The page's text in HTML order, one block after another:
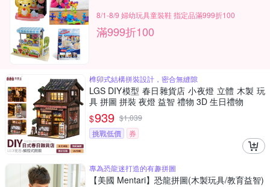
8/1-8/9 婦幼玩具童裝鞋 指定品滿999折100
滿999折100
榫卯式結構拼裝設計，密合無縫隙
LGS DIY模型 春日雜貨店 小夜燈 立體 木製 玩
具 拼圖 拼裝 夜燈 益智 禮物 3D 生日禮物
$939 $1,039
挑戰低價
券
專為恐龍迷打造的有趣拼圖
【美國 Mentari】恐龍拼圖(木製玩具/教育益智)